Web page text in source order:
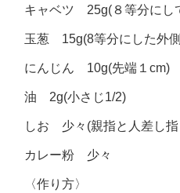
キャベツ 25g(８等分にし
玉葱 15g(8等分にした外
にんじん 10g(先端１cm)
油 2g(小さじ1/2)
しお 少々(親指と人差し
カレー粉 少々
〈作り方〉